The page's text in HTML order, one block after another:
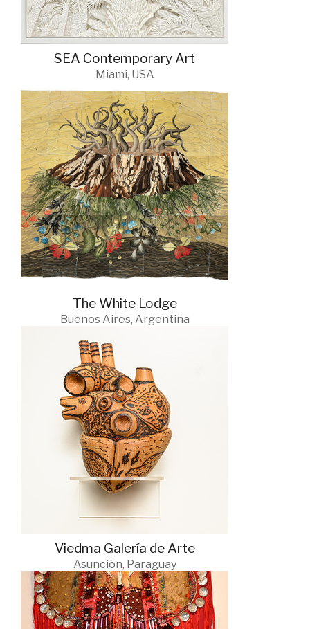
SEA Contemporary Art
Miami, USA
The White Lodge
Buenos Aires, Argentina
Viedma Galería de Arte
Asunción, Paraguay